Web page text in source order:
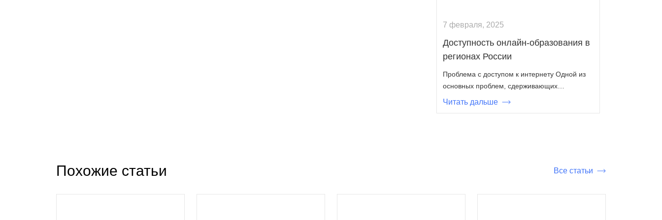
7 февраля, 2025
Доступность онлайн-образования в
регионах России
Проблема с доступом к интернету Одной из
основных проблем, сдерживающих…
Читать дальше
Похожие статьи Все статьи